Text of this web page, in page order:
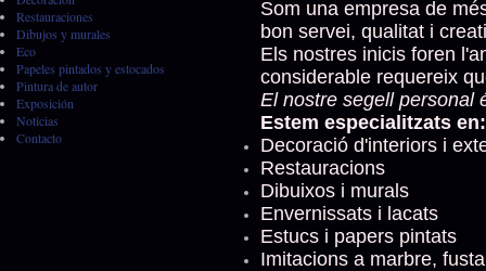
Restauraciones
Dibujos y murales
Eco
Papeles pintados y estocados
Pintura de autor
Exposición
Noticias
Contacto
Som una empresa de
bon servei, qualitat i
Els nostres inicis foren
considerable requereix
El nostre segell personal
Estem especialitzats en:
Decoració d'interiors i
Restauracions
Dibuixos i murals
Envernissats i lacats
Estucs i papers pintats
Imitacions a marbre,